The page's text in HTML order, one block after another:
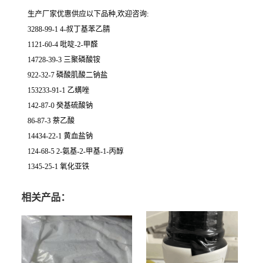
生产厂家优惠供应以下品种,欢迎咨询:
3288-99-1 4-叔丁基苯乙腈
1121-60-4 吡啶-2-甲醛
14728-39-3 三聚磷酸铵
922-32-7 磷酸肌酸二钠盐
153233-91-1 乙螨唑
142-87-0 癸基硫酸钠
86-87-3 萘乙酸
14434-22-1 黄血盐钠
124-68-5 2-氨基-2-甲基-1-丙醇
1345-25-1 氧化亚铁
相关产品：